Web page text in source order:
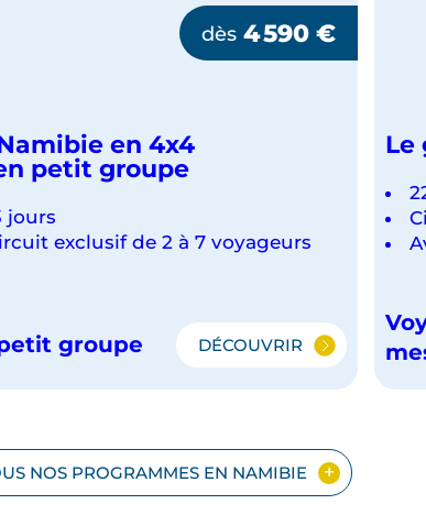
dès 4 590 €
en 4x4
petit groupe
jours
exclusif de 2 à 7 voyageurs
groupe DÉCOUVRIR
LA
ET EN PETIT GROUPE
Le
NOS PROGRAMMES EN NAMIBIE